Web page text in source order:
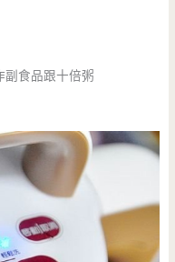
食品跟十倍粥